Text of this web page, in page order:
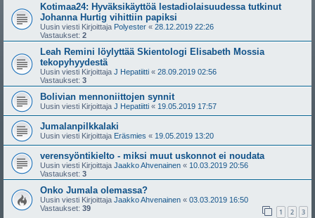
Kotimaa24: Hyväksikäyttöä lestadiolaisuudessa tutkinut
Johanna Hurtig vihittiin papiksi
Uusin viesti Kirjoittaja Polyester « 28.12.2019 22:26
Vastaukset: 2
Leah Remini löylyttää Skientologi Elisabeth Mossia
tekopyhyydestä
Uusin viesti Kirjoittaja J Hepatiitti « 28.09.2019 02:56
Vastaukset: 3
Bolivian mennoniittojen synnit
Uusin viesti Kirjoittaja J Hepatiitti « 19.05.2019 17:57
Jumalanpilkkalaki
Uusin viesti Kirjoittaja Eräsmies « 19.05.2019 13:20
verensyöntikielto - miksi muut uskonnot ei noudata
Uusin viesti Kirjoittaja Jaakko Ahvenainen « 10.03.2019 20:56
Vastaukset: 3
Onko Jumala olemassa?
Uusin viesti Kirjoittaja Jaakko Ahvenainen « 03.03.2019 16:50
Vastaukset: 39 1 2 3